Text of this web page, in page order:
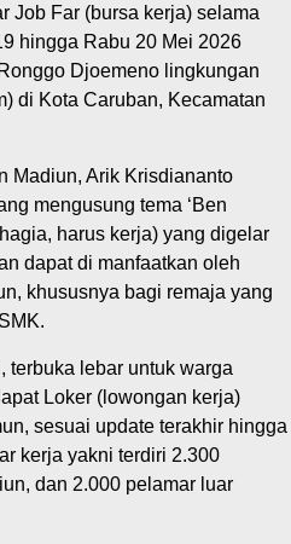
Job Far (bursa kerja) selama
hingga Rabu 20 Mei 2026
Djoemeno lingkungan
di Kota Caruban, Kecamatan
Madiun, Arik Krisdiananto
mengusung tema ‘Ben
harus kerja) yang digelar
dapat di manfaatkan oleh
khususnya bagi remaja yang
terbuka lebar untuk warga
Loker (lowongan kerja)
sesuai update terakhir hingga
kerja yakni terdiri 2.300
dan 2.000 pelamar luar